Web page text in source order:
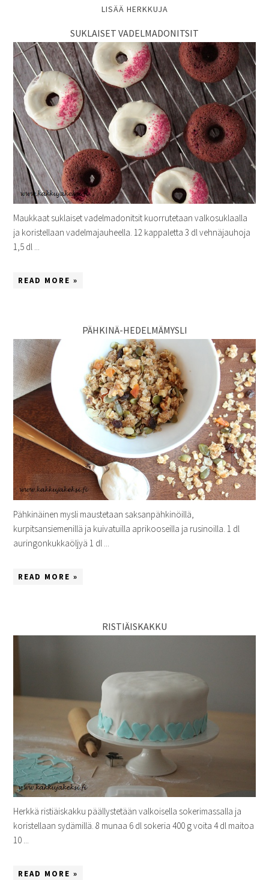
LISÄÄ HERKKUJA
SUKLAISET VADELMADONITSIT
Maukkaat suklaiset vadelmadonitsit kuorrutetaan valkosuklaalla
ja koristellaan vadelmajauheella. 12 kappaletta 3 dl vehnäjauhoja
1,5 dl ...
READ MORE »
PÄHKINÄ-HEDELMÄMYSLI
Pähkinäinen mysli maustetaan saksanpähkinöillä,
kurpitsansiemenillä ja kuivatuilla aprikooseilla ja rusinoilla. 1 dl
auringonkukkaöljyä 1 dl ...
READ MORE »
RISTIÄISKAKKU
Herkkä ristiäiskakku päällystetään valkoisella sokerimassalla ja
koristellaan sydämillä. 8 munaa 6 dl sokeria 400 g voita 4 dl maitoa
10 ...
READ MORE »